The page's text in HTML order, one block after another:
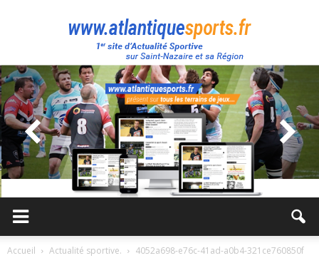
Atlantique
Sport
Accueil Actualité sportive. 4052a698-e76c-41ad-a0b4-321ce760850f